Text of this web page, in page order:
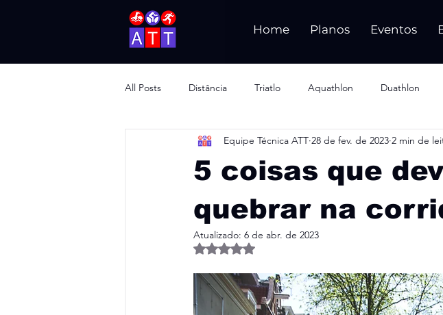
Home Planos Eventos
All Posts Distância Triatlo Aquathlon Duathlon
5 coisas que
quebrar na
Equipe Técnica ATT 28 de fev. de 2023 2 min de
Atualizado: 6 de abr. de 2023
Avaliado com NaN de 5 estrelas.